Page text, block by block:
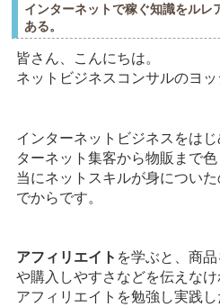
インターネットで稼ぐ知識をルレ
ある。
皆さん、こんにちは。
ネットビジネスコンサルのヨッ
インターネットビジネスをは
ターネット集客から物販まで
当にネットスキルが身につい
でからです。
アフィリエイト を学ぶと、商
や購入しやすさなどを伝えな
アフィリエイトを勉強し実践